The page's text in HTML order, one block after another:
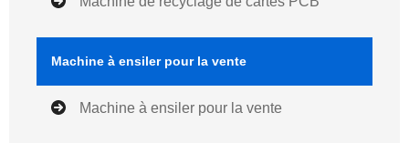
Machine à ensiler pour la vente
Machine à ensiler pour la vente